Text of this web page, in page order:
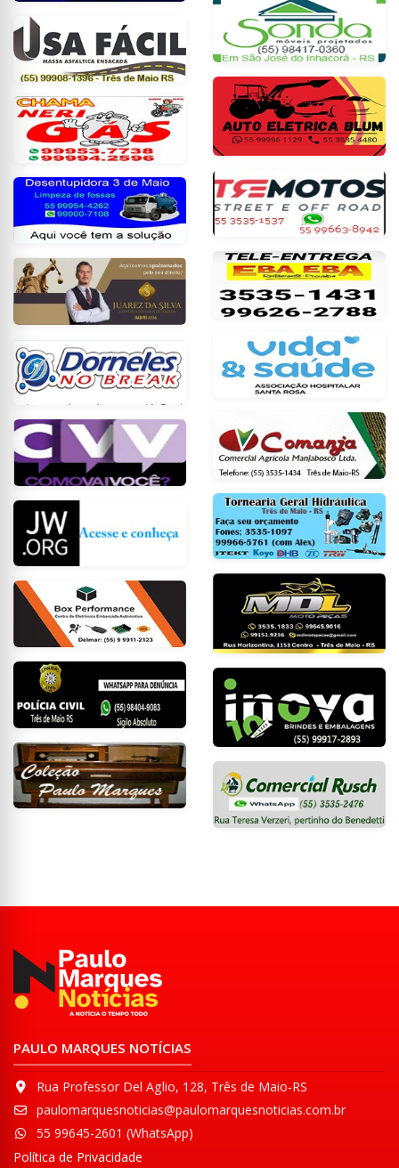
PAULO MARQUES NOTÍCIAS
Rua Professor Del Aglio, 128, Três de Maio-RS
paulomarquesnoticias@paulomarquesnoticias.com.br
55 99645-2601 (WhatsApp)
Política de Privacidade